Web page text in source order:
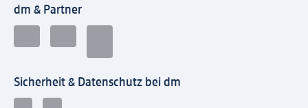
dm & Partner
Sicherheit & Datenschutz bei dm